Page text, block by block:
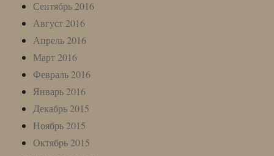
Сентябрь 2016
Август 2016
Апрель 2016
Март 2016
Февраль 2016
Январь 2016
Декабрь 2015
Ноябрь 2015
Октябрь 2015